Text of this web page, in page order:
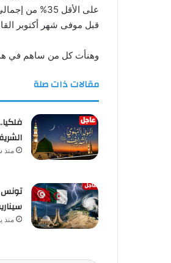
قبل موفى شهر أكتوبر
وهنأت كل من ساهم في
مقالات ذات صلة
منذ
تونس
منذ